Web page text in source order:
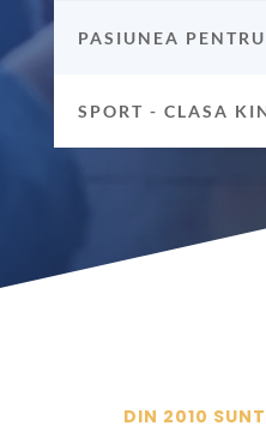
PASIUNEA
SPORT - CLASA
DIN 2010